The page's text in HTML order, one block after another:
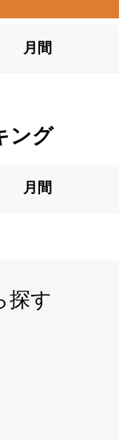
月間
ング
月間
探す